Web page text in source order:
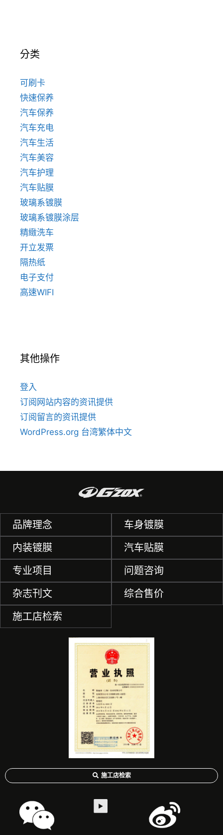
分类
可刷卡
快速保养
汽车保养
汽车充电
汽车生活
汽车美容
汽车护理
汽车贴膜
玻璃系镀膜
玻璃系镀膜涂层
精緻洗车
开立发票
隔热纸
电子支付
高速WIFI
其他操作
登入
订阅网站内容的资讯提供
订阅留言的资讯提供
WordPress.org 台湾繁体中文
品牌理念
内装镀膜
专业项目
杂志刊文
施工店检索
车身镀膜
汽车贴膜
问题咨询
综合售价
施工店检索